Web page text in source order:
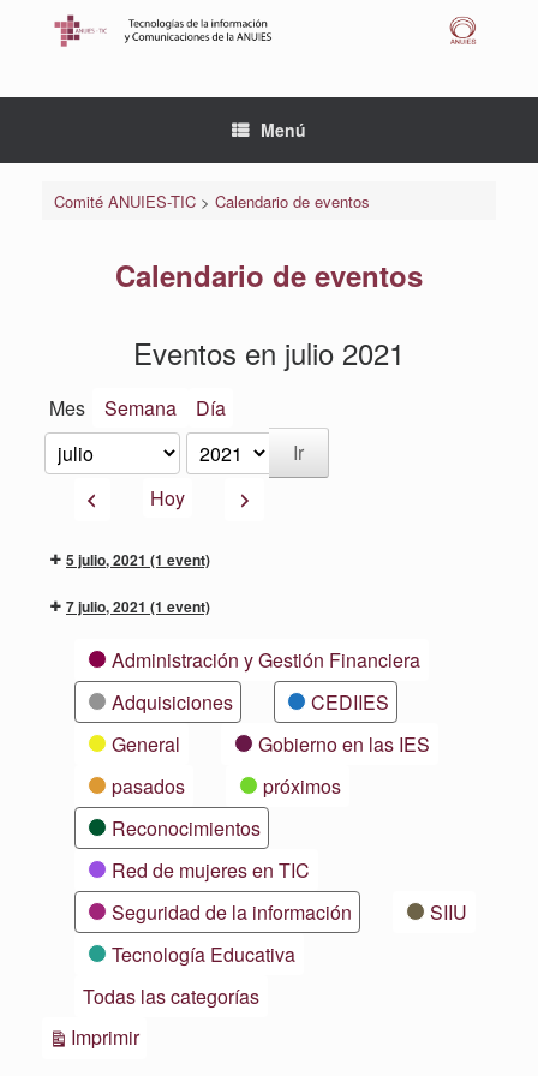
Menú
Comité ANUIES-TIC> Calendario de eventos
Calendario de eventos
Eventos en julio 2021
Mes Semana Día
Mes
Año
AnteriorHoy Siguiente
5 julio, 2021 (1 event)
7 julio, 2021 (1 event)
CategoríasAdministración y Gestión Financiera
Adquisiciones
CEDIIES
General
Gobierno en las IES
pasados
próximos
Reconocimientos
Red de mujeres en TIC
Seguridad de la información
SIIU
Tecnología Educativa
Todas las categorías
ImprimirVistas